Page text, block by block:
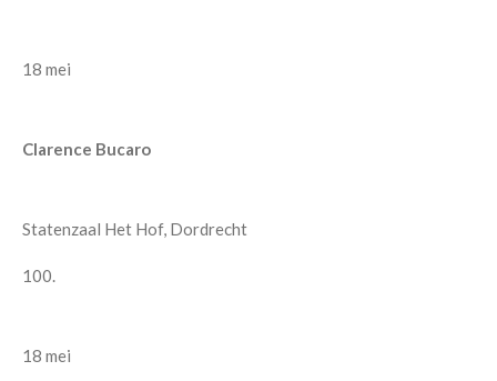
18 mei
Clarence Bucaro
Statenzaal Het Hof, Dordrecht
100.
18 mei